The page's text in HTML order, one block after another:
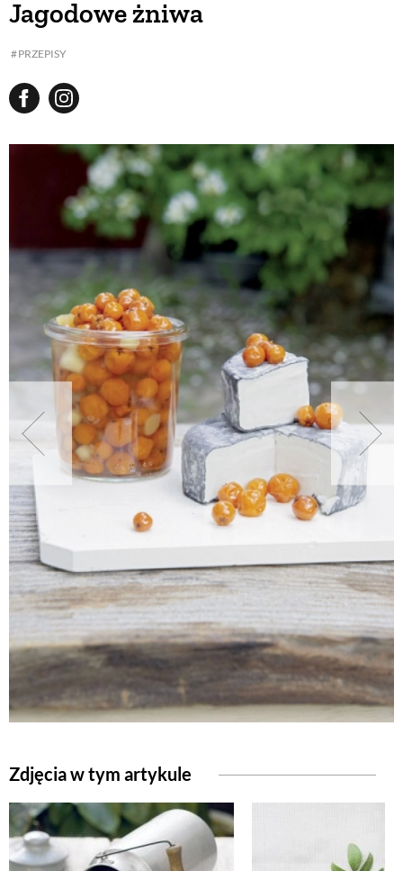
Jagodowe żniwa
PRZEPISY
Zdjęcia w tym artykule
WARZYWA I OWOCE
ROŚLINY OGRODOWE
PORADY
ZIELEŃ W DOMU
PROJEKTOWANIE OGRODU
NATURALNIE
URODA
NATURALNA APTECZKA
DLA DOMU
EKO ŻYCIE
ZWIERZĘTA W NATURZE